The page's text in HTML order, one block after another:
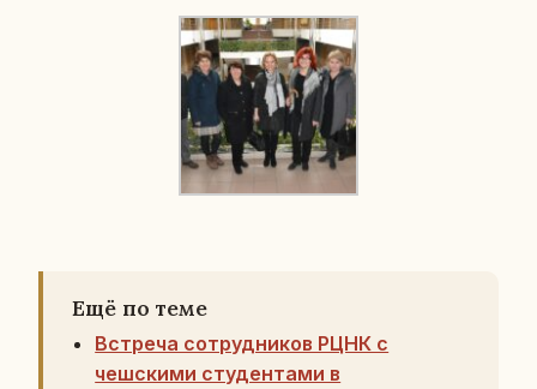
Ещё по теме
Встреча сотрудников РЦНК с
чешскими студентами в